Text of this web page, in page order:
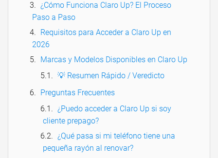
¿Cómo Funciona Claro Up? El Proceso
Paso a Paso
Requisitos para Acceder a Claro Up en
2026
Marcas y Modelos Disponibles en Claro Up
💡 Resumen Rápido / Veredicto
Preguntas Frecuentes
¿Puedo acceder a Claro Up si soy
cliente prepago?
¿Qué pasa si mi teléfono tiene una
pequeña rayón al renovar?